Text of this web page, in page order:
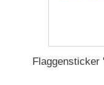
Flaggensticker